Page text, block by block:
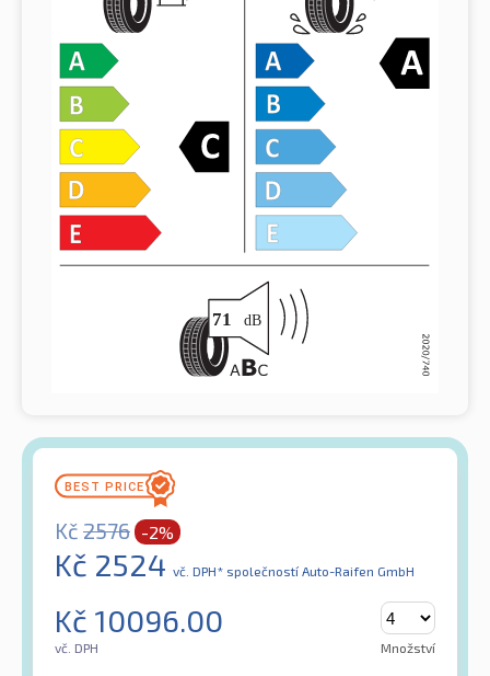
Kč 2576 -2%
Kč 2524 vč. DPH* společností Auto-Raifen GmbH
Kč 10096.00
vč. DPH Množství